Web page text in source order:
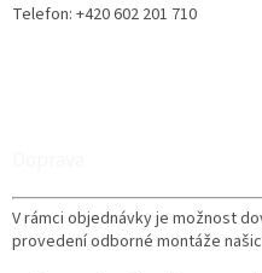
Telefon: +420 602 201 710
V rámci objednávky je možnost
provedení odborné montáže